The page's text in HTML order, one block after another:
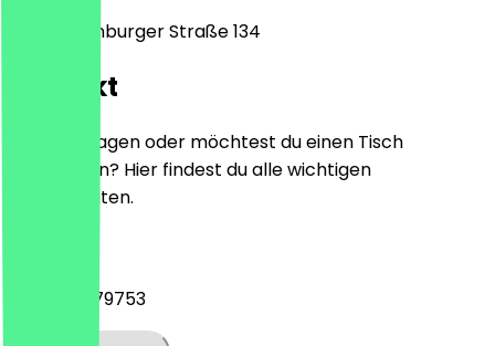
Charlottenburger Straße 134
Kontakt
Hast du Fragen oder möchtest du einen Tisch
reservieren? Hier findest du alle wichtigen
Kontaktdaten.
+493092379753